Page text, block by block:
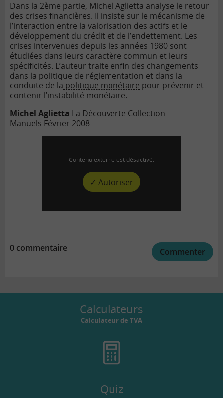
Dans la 2ème partie, Michel Aglietta analyse le retour
des crises financières. Il insiste sur le mécanisme de
l’interaction entre la valorisation des actifs et le
développement du crédit et de l’endettement. Les
crises intervenues depuis les années 1980 sont
étudiées dans leurs caractère commun et leurs
spécificités. L’auteur traite enfin des changements
dans la politique de réglementation et dans la
conduite de la politique monétaire pour prévenir et
contenir l’instabilité monétaire.
Michel Aglietta La Découverte Collection
Manuels Février 2008
Contenu externe est désactivé.
✓ Autoriser
0 commentaire Commenter
Calculateurs
Calculateur de TVA
Quiz